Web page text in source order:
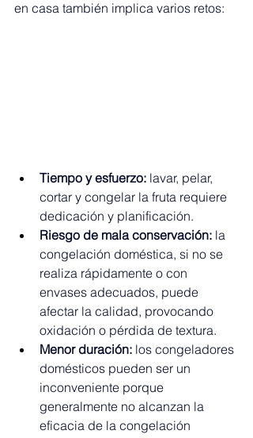
en casa también implica varios retos:
Tiempo y esfuerzo: lavar, pelar,
cortar y congelar la fruta requiere
dedicación y planificación.
Riesgo de mala conservación: la
congelación doméstica, si no se
realiza rápidamente o con
envases adecuados, puede
afectar la calidad, provocando
oxidación o pérdida de textura.
Menor duración: los congeladores
domésticos pueden ser un
inconveniente porque
generalmente no alcanzan la
eficacia de la congelación